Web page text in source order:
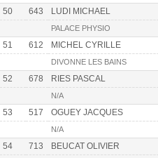
50 643 LUDI MICHAEL
PALACE PHYSIO
51 612 MICHEL CYRILLE
DIVONNE LES BAINS
52 678 RIES PASCAL
N/A
53 517 OGUEY JACQUES
N/A
54 713 BEUCAT OLIVIER